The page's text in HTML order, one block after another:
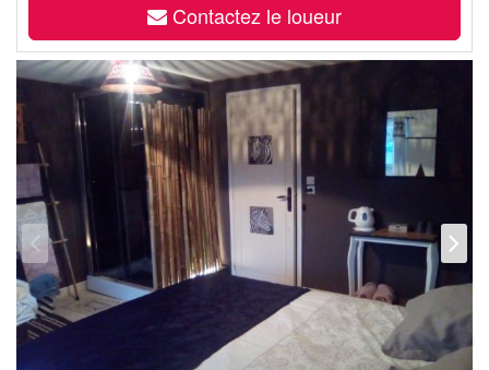
Contactez le loueur